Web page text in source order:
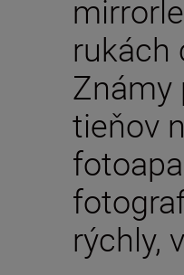
rukách
Známy
tieňov
rýchly,